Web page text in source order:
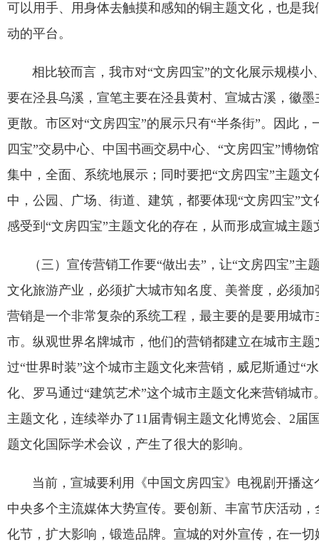
可以用手、用身体去触摸和感知的铜主题文化，也是
动的平台。
相比较而言，我市对“文房四宝”的文化展示规模小
要在泾县乌溪，宣笔主要在泾县黄村、宣城古溪，徽
更散。市区对“文房四宝”的展示只有“半条街”。因此，
四宝”交易中心、中国书画交易中心、 “文房四宝”博物
集中，全面、系统地展示；同时要把“文房四宝”主题文
中，公园、广场、街道、建筑，都要体现“文房四宝”文
感受到 “文房四宝”主题文化的存在，从而形成宣城主题
（三）宣传营销工作要“做出去” ，让“文房四宝”主
文化旅游产业，必须扩大城市知名度、美誉度，必须
营销是一个非常复杂的系统工程，最主要的是要用城
市。纵观世界名牌城市，他们的营销都建立在城市主
过“世界时装”这个城市主题文化来营销，威尼斯通过“
化、罗马通过“建筑艺术”这个城市主题文化来营销城
主题文化，连续举办了11届青铜主题文化博览会、 2届
题文化国际学术会议，产生了很大的影响。
当前，宣城要利用《中国文房四宝》电视剧开播这
中央多个主流媒体大势宣传。要创新、丰富节庆活动，
化节，扩大影响，锻造品牌。宣城的对外宣传，在一